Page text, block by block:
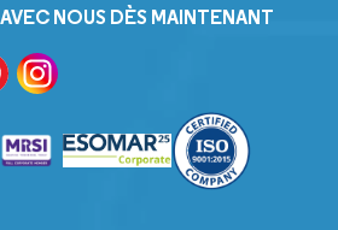
NOUS DÈS MAINTENANT